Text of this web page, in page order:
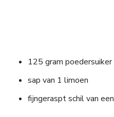
125 gram poedersuiker
sap van 1 limoen
fijngeraspt schil van